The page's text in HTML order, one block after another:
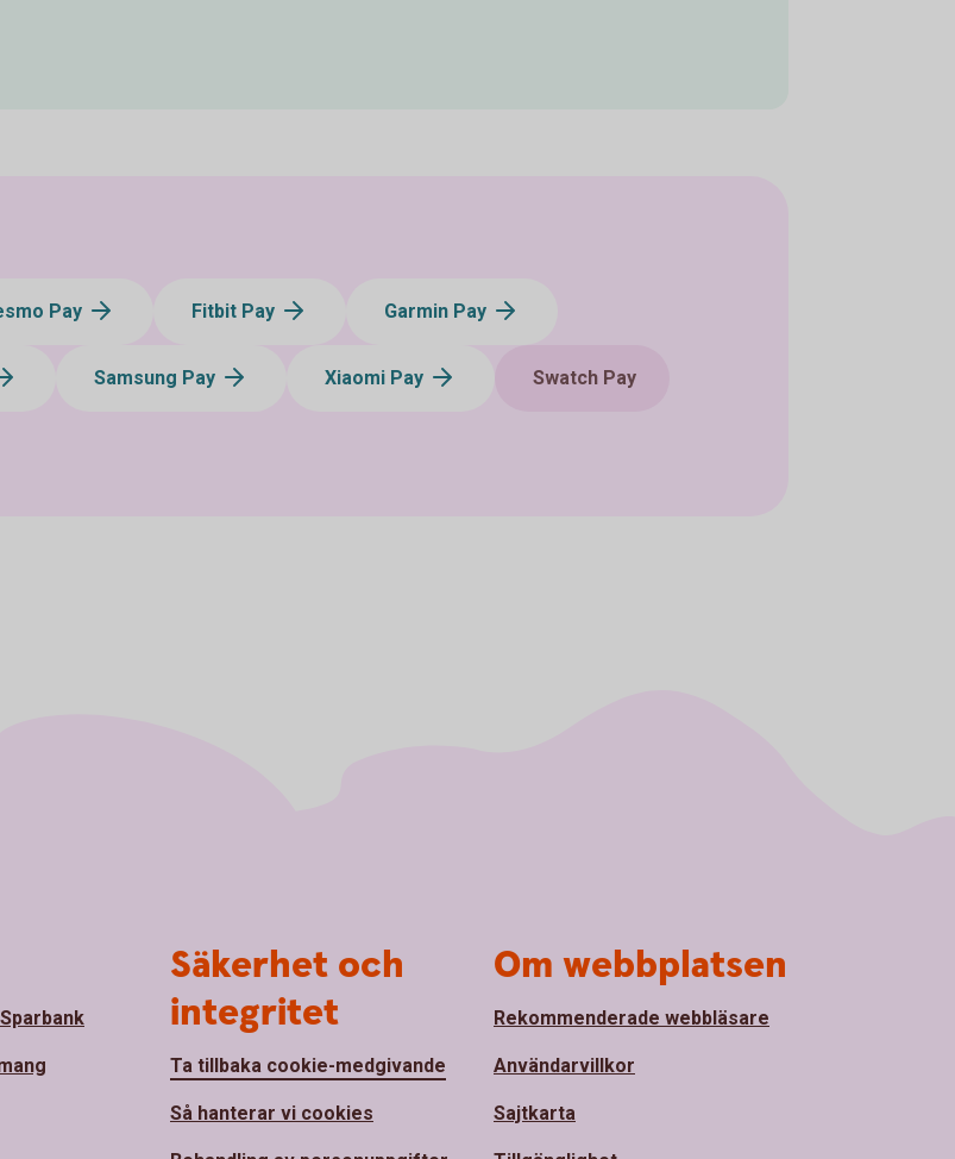
Pay Fitbit Pay Garmin Pay
Samsung Pay Xiaomi Pay Swatch Pay
Säkerhet och
integritet
Ta tillbaka cookie-medgivande
Så hanterar vi cookies
Om webbplatsen
Rekommenderade webbläsare
Användarvillkor
Sajtkarta